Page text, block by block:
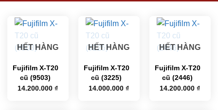
HẾT HÀNG
Fujifilm X-T20
cũ (9503)
14.200.000₫
HẾT HÀNG
Fujifilm X-T20
cũ (3225)
14.000.000₫
HẾT HÀNG
Fujifilm X-T20
cũ (2446)
14.200.000₫